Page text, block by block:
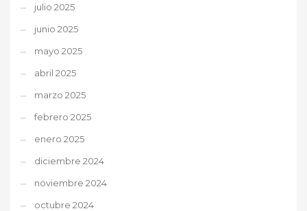
julio 2025
junio 2025
mayo 2025
abril 2025
marzo 2025
febrero 2025
enero 2025
diciembre 2024
noviembre 2024
octubre 2024